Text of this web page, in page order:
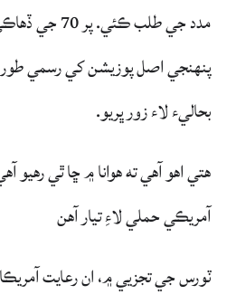
مدد جي طلب
پنهنجي اصل پوزيشن کي رسمي
بحاليء لاء زور ڀريو.
هتي اهو آهي ته هوانا ۾ ڇا ٿي
آمريڪي حملي لاءِ تيار آهن
ٽورس جي تجزيي ۾، ان رعايت